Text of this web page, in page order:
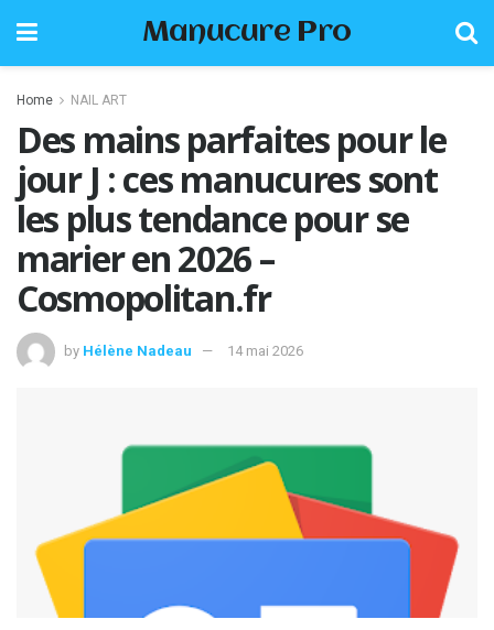
Manucure Pro
Home NAIL ART
Des mains parfaites pour le
jour J : ces manucures sont
les plus tendance pour se
marier en 2026 –
Cosmopolitan.fr
by Hélène Nadeau 14 mai 2026